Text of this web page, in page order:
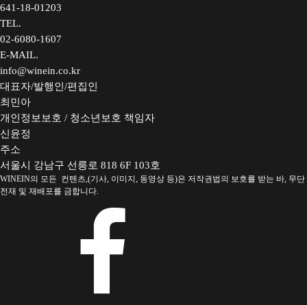
641-18-01203
TEL.
02-6080-1607
E-MAIL.
info@winein.co.kr
대표자/발행인/편집인
최민아
개인정보보호 / 청소년보호 책임자
신윤정
주소
서울시 강남구 선릉로 818 6F 103호
WINEIN의 모든 컨텐츠,(기사, 이미지, 동영상 등)은 저작권법의 보호를 받는 바, 무단
전재 및 재배포를 금합니다.